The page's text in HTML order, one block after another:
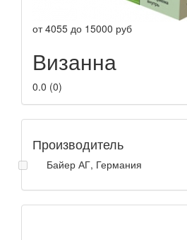
от4055 до 15000 руб
Визанна
0.0 (0)
Производитель
Байер АГ, Германия